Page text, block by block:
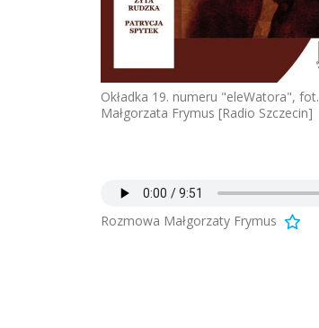
Okładka 19. numeru "eleWatora", fot.
Małgorzata Frymus [Radio Szczecin]
Rozmowa Małgorzaty Frymus